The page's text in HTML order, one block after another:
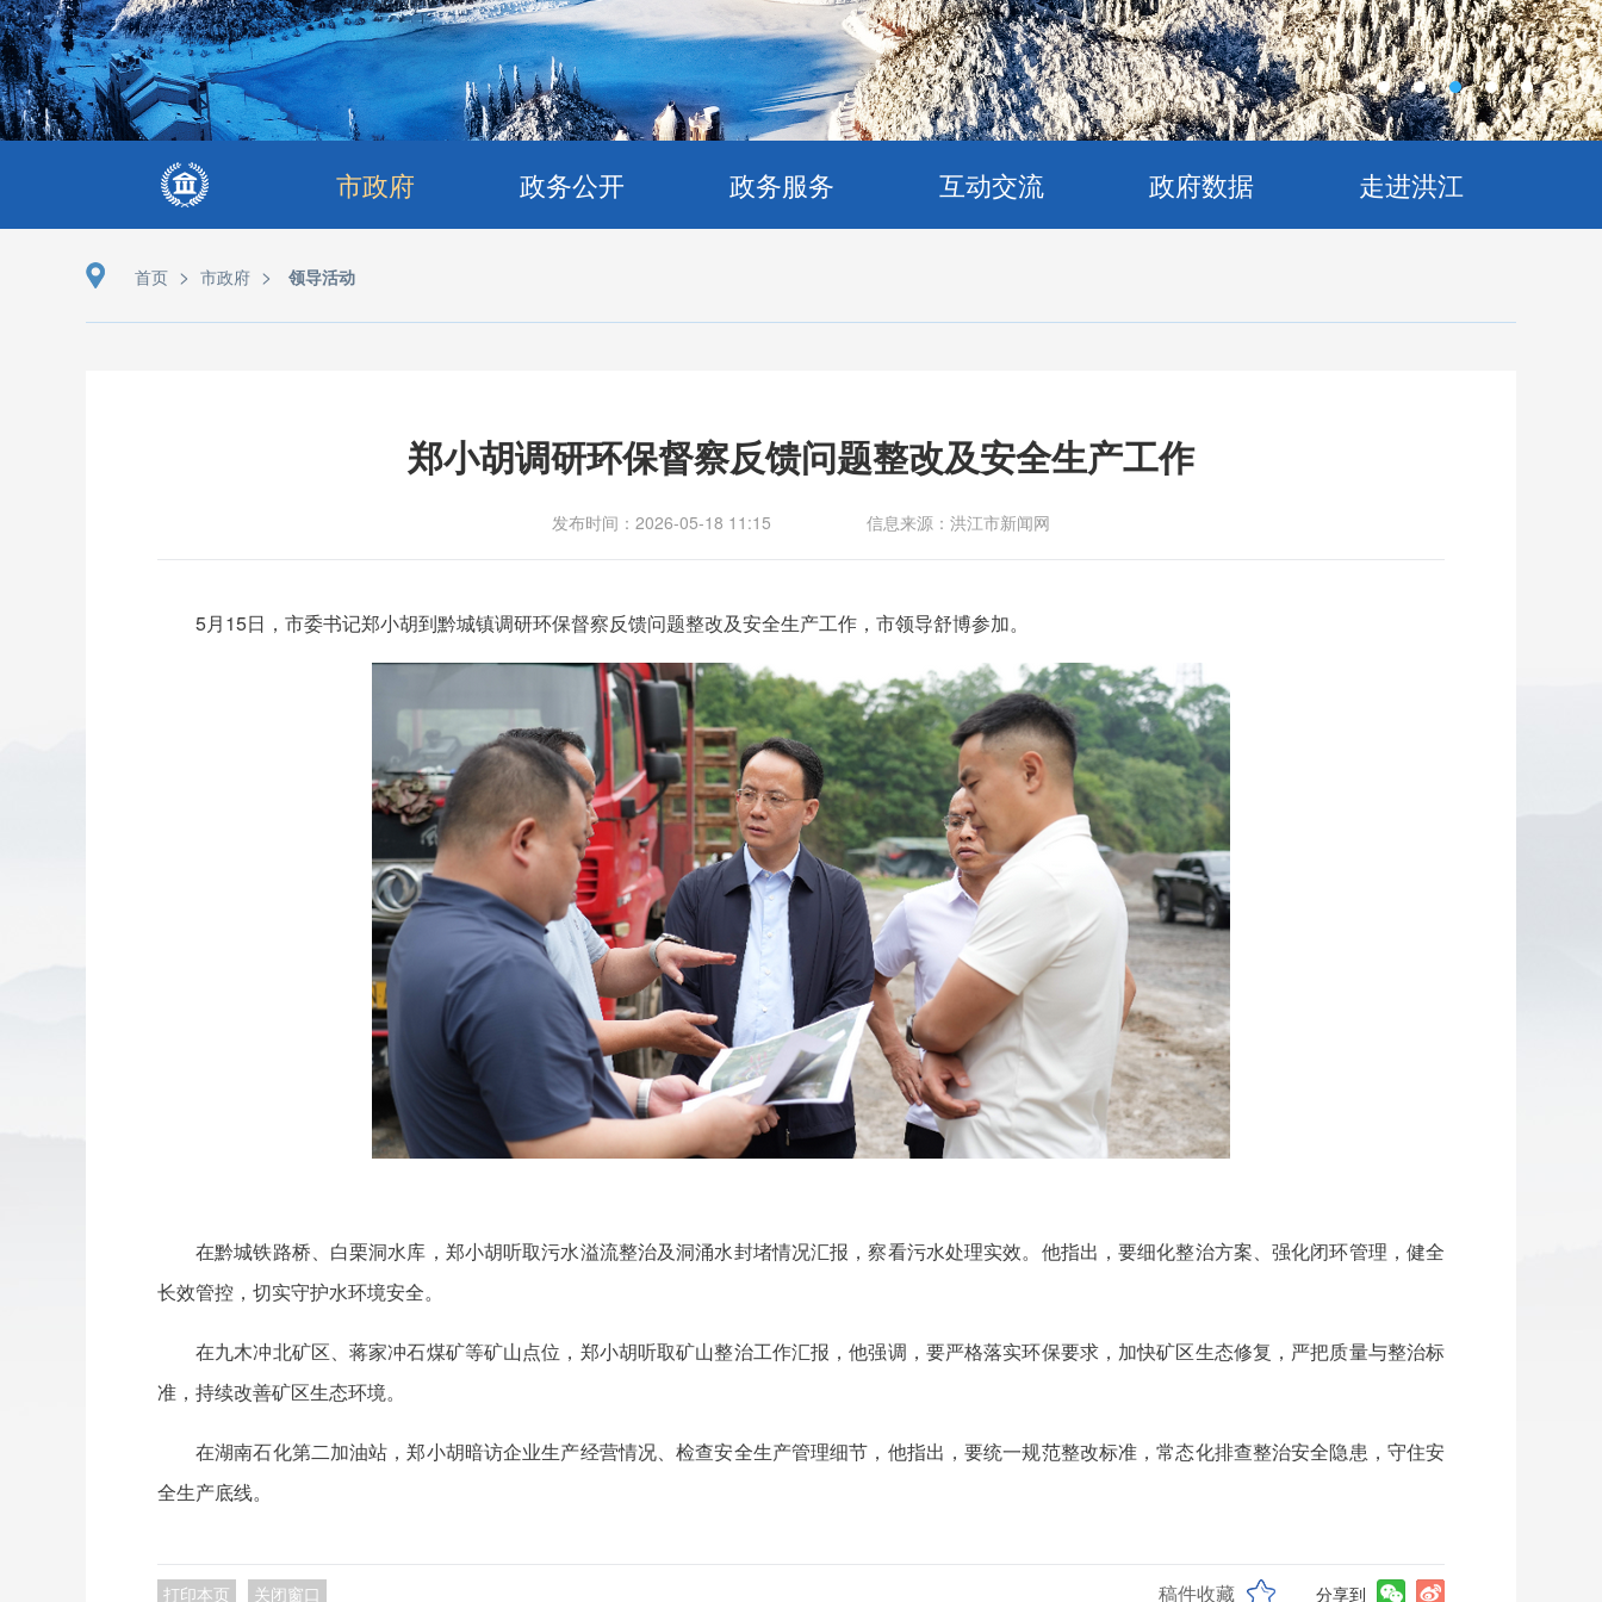
市政府 政务公开 政务服务 互动交流 政府数据 走进洪江
首页 > 市政府 > 领导活动
郑小胡调研环保督察反馈问题整改及安全生产工作
发布时间：2026-05-18 11:15 信息来源：洪江市新闻网
5月15日，市委书记郑小胡到黔城镇调研环保督察反馈问题整改及安全生产工作，市领导舒博参加。
在黔城铁路桥、白栗洞水库，郑小胡听取污水溢流整治及洞涌水封堵情况汇报，察看污水处理实效。他指出，要细化整治方案、强化闭环管理，健全
长效管控，切实守护水环境安全。
在九木冲北矿区、蒋家冲石煤矿等矿山点位，郑小胡听取矿山整治工作汇报，他强调，要严格落实环保要求，加快矿区生态修复，严把质量与整治标
准，持续改善矿区生态环境。
在湖南石化第二加油站，郑小胡暗访企业生产经营情况、检查安全生产管理细节，他指出，要统一规范整改标准，常态化排查整治安全隐患，守住安
全生产底线。
打印本页 关闭窗口 稿件收藏 分享到